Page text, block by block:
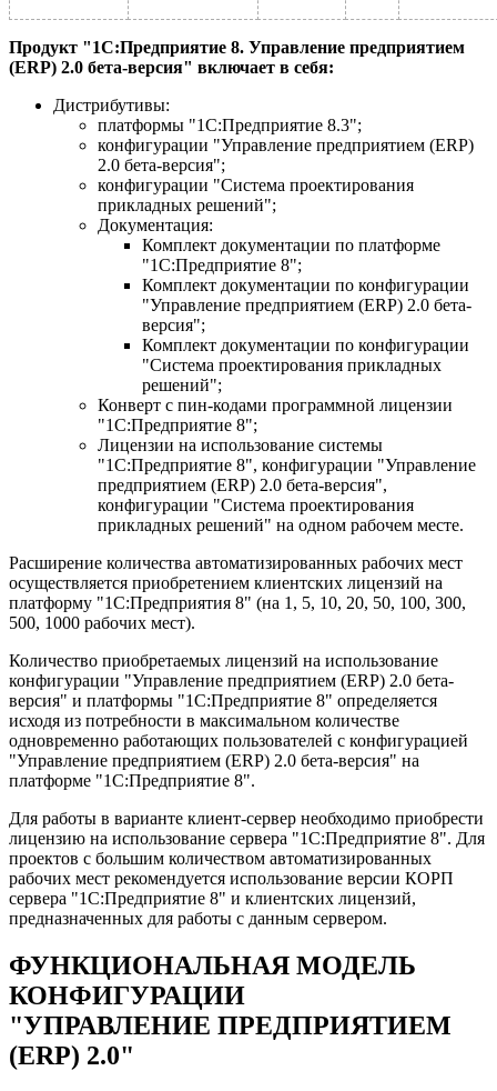
Продукт "1С:Предприятие 8. Управление предприятием
(ERP) 2.0 бета-версия" включает в себя:
Дистрибутивы:
платформы "1С:Предприятие 8.3";
конфигурации "Управление предприятием (ERP)
2.0 бета-версия";
конфигурации "Система проектирования
прикладных решений";
Документация:
Комплект документации по платформе
"1С:Предприятие 8";
Комплект документации по конфигурации
"Управление предприятием (ERP) 2.0 бета-
версия";
Комплект документации по конфигурации
"Система проектирования прикладных
решений";
Конверт с пин-кодами программной лицензии
"1С:Предприятие 8";
Лицензии на использование системы
"1С:Предприятие 8", конфигурации "Управление
предприятием (ERP) 2.0 бета-версия",
конфигурации "Система проектирования
прикладных решений" на одном рабочем месте.
Расширение количества автоматизированных рабочих мест
осуществляется приобретением клиентских лицензий на
платформу "1С:Предприятия 8" (на 1, 5, 10, 20, 50, 100, 300,
500, 1000 рабочих мест).
Количество приобретаемых лицензий на использование
конфигурации "Управление предприятием (ERP) 2.0 бета-
версия" и платформы "1С:Предприятие 8" определяется
исходя из потребности в максимальном количестве
одновременно работающих пользователей с конфигурацией
"Управление предприятием (ERP) 2.0 бета-версия" на
платформе "1С:Предприятие 8".
Для работы в варианте клиент-сервер необходимо приобрести
лицензию на использование сервера "1С:Предприятие 8". Для
проектов с большим количеством автоматизированных
рабочих мест рекомендуется использование версии КОРП
сервера "1С:Предприятие 8" и клиентских лицензий,
предназначенных для работы с данным сервером.
ФУНКЦИОНАЛЬНАЯ МОДЕЛЬ
КОНФИГУРАЦИИ
"УПРАВЛЕНИЕ ПРЕДПРИЯТИЕМ
(ERP) 2.0"